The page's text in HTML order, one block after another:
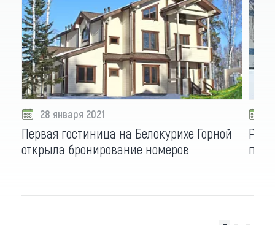
28 января 2021
Первая гостиница на Белокурихе Горной
открыла бронирование номеров